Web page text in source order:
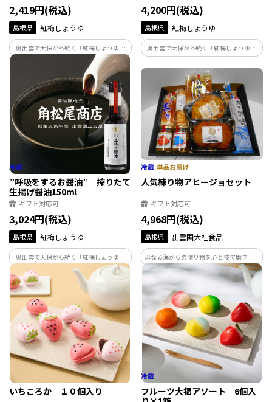
2,419円(税込)
島根県 紅梅しょうゆ
奥出雲で天保から続く「紅梅しょうゆ」
が手がける「釣りキチ醤油3本セット」で
す。青物、白身、イカ。魚種ごとの個性を
引き出すために老舗が本気で造った専用
醤油。釣り上げた最高の一匹を、究極の
味で楽しめます。
4,200円(税込)
島根県 紅梅しょうゆ
奥出雲で天保から続く「紅梅しょうゆ」
が手がける「雲南スパイスセット」です。
地元の希少な唐辛子「オロチの爪」の刺
激と伝統の醤油が融合。食べる醤油や万
能だし、ラーメンなど、素材の力強い旨
さを堪能できます。
”呼吸をするお醤油” 搾りたて
生揚げ醤油150ml
ギフト対応可
3,024円(税込)
島根県 紅梅しょうゆ
奥出雲で天保から続く「紅梅しょうゆ」
が手がける「生揚げ醤油」です。三年熟成
のさい仕込み製法を守り、火入れせずに
お届けする蔵出しの逸品。酵母が息づく
芳醇な香りと強いうまみが、普段の料理
を贅沢に変えます。
人気練り物アヒージョセット
ギフト対応可
4,968円(税込)
島根県 出雲国大社食品
母なる海からの贈り物を心と技で磨き、お
客様ひとり一人に感動を与える商品を製
造しております。神々が集うここ出雲で製
造した人気の練り物と山陰沖産ののどぐ
ろ・ハタハタを使用したアヒージョのセ
ットです。
いちころか １０個入り
フルーツ大福アソート 6個入